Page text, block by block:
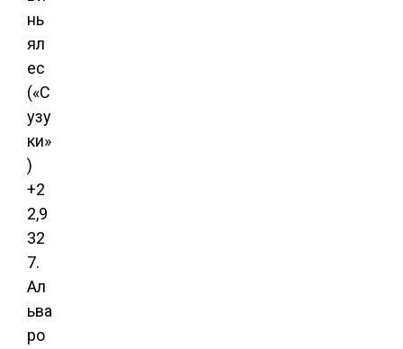
нь
ял
ес
(«С
узу
ки»
)
+2
2,9
32
7.
Ал
ьва
ро